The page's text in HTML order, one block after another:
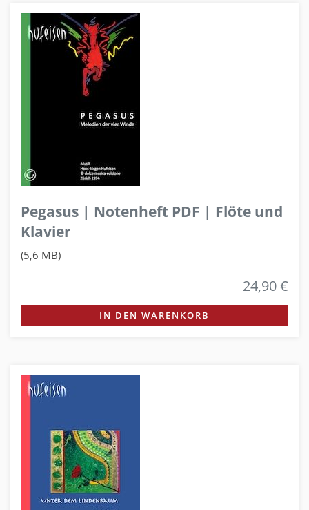
Pegasus | Notenheft PDF | Flöte und
Klavier
(5,6 MB)
24,90 €
IN DEN WARENKORB